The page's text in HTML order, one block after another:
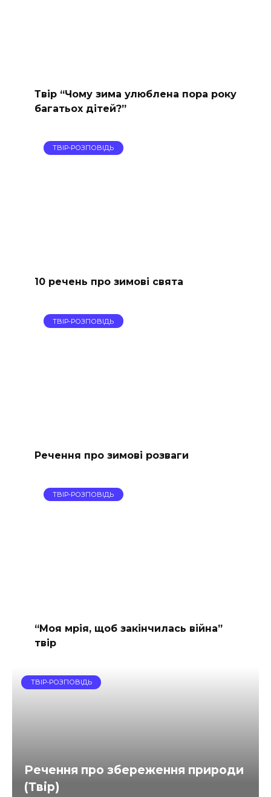
Твір “Чому зима улюблена пора року
багатьох дітей?”
ТВІР-РОЗПОВІДЬ
10 речень про зимові свята
ТВІР-РОЗПОВІДЬ
Речення про зимові розваги
ТВІР-РОЗПОВІДЬ
“Моя мрія, щоб закінчилась війна”
твір
ТВІР-РОЗПОВІДЬ
Речення про збереження природи
(Твір)